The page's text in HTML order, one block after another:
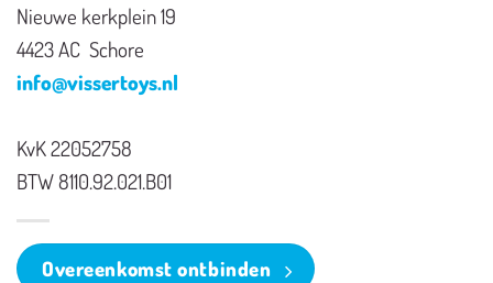
Nieuwe kerkplein 19
4423 AC Schore
info@vissertoys.nl
KvK 22052758
BTW 8110.92.021.B01
Overeenkomst ontbinden